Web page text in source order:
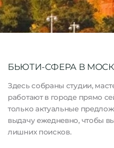
БЬЮТИ-СФЕРА В
Здесь собраны студии,
работают в городе прямо
только актуальные
выдачу ежедневно, чтобы
лишних поисков.